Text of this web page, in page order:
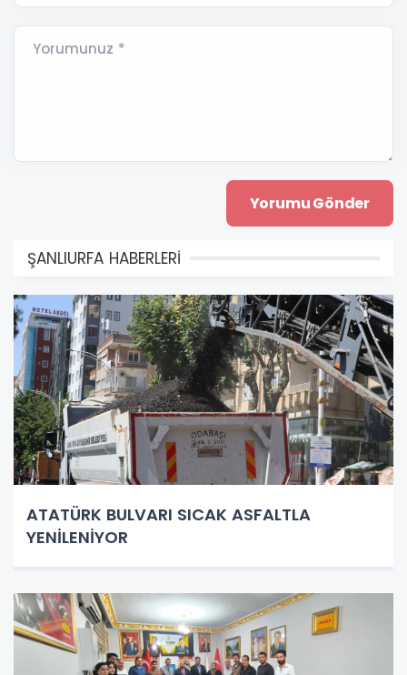
Yorumunuz *
ŞANLIURFA HABERLERİ
ATATÜRK BULVARI SICAK ASFALTLA
YENİLENİYOR